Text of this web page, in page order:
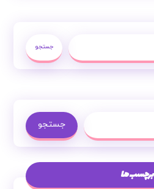
جستجو
جستجو
برچسب ها